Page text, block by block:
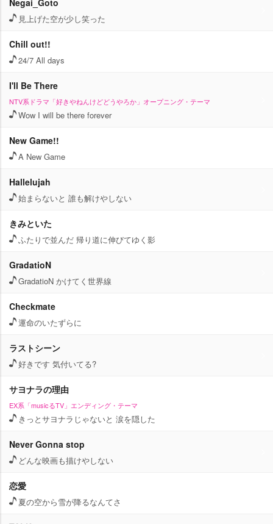
Negai_Goto
見上げた空が少し笑った
Chill out!!
24/7 All days
I'll Be There
NTV系ドラマ「好きやねんけどどうやろか」オープニング・テーマ
Wow I will be there forever
New Game!!
A New Game
Hallelujah
始まらないと 誰も解けやしない
きみといた
ふたりで並んだ 帰り道に伸びてゆく影
GradatioN
GradatioN かけてく世界線
Checkmate
運命のいたずらに
ラストシーン
好きです 気付いてる?
サヨナラの理由
EX系「musicるTV」エンディング・テーマ
きっとサヨナラじゃないと 涙を隠した
Never Gonna stop
どんな映画も描けやしない
恋愛
夏の空から雪が降るなんてさ